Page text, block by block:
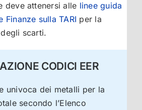
deve attenersi alle linee guida
sulla TARI per la
scarti.
CODICI EER
univoca dei metalli per la
secondo l’Elenco